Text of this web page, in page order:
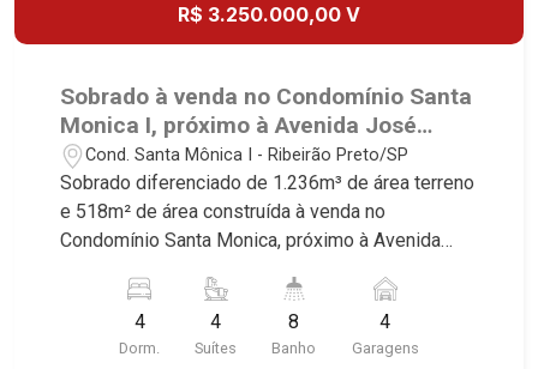
R$ 3.250.000,00 V
Sobrado à venda no Condomínio Santa
Monica I, próximo à Avenida José
Fregonezi - Ribeirão Preto/SP
Cond. Santa Mônica I - Ribeirão Preto/SP
Sobrado diferenciado de 1.236m³ de área terreno
e 518m² de área construída à venda no
Condomínio Santa Monica, próximo à Avenida
Ribeirão Preto/SP. Conheça as características
deste imóvel que a Martinelli Imobiliária
selecionou para você: - 1236m³ de área terreno e
4
Dorm.
4
Suítes
8
Banho
4
Garagens